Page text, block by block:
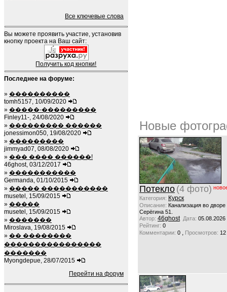
Все ключевые слова
Вы можете проявить участие, установив
кнопку проекта на Ваш сайт:
Получить код кнопки!
Последнее на форуме:
» ����������
tomh5157, 10/09/2020
» �����-���������
Finley11-, 24/08/2020
» ��������� ������
jonessimon050, 19/08/2020
» ���������
jimmyad07, 08/08/2020
» ��� ���� ������!
46ghost, 03/12/2017
» �����������
Germanda, 01/10/2015
» ����� �����������
musetel, 15/09/2015
» �����
musetel, 15/09/2015
» �������
Miroslava, 19/08/2015
» �� ��������
����������������
�������
Myongdepue, 28/07/2015
Перейти на форум
Новые
Потекло (4 фото)
Категория: Курск
Описание: Канализация во
Серёгина 51.
Автор: 46ghost Дата: 05.08.2026
Рейтинг: 0
Комментарии: 0 , Просмотров: 12